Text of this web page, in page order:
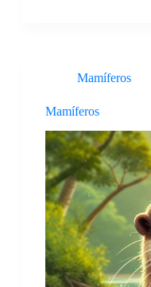
Mamíferos
Mamíferos